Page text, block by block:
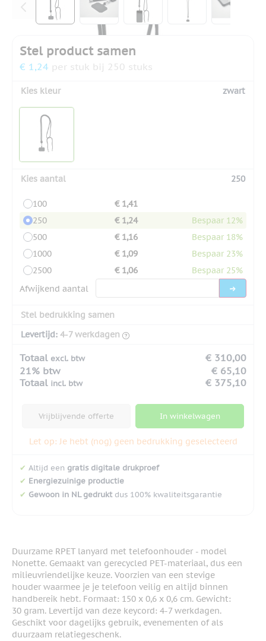
Stel product samen
€ 1,24 per stuk bij 250 stuks
Kies kleur zwart
Kies aantal 250
100
€ 1,41
250
€ 1,24
Bespaar 12%
500
€ 1,16
Bespaar 18%
1000
€ 1,09
Bespaar 23%
2500
€ 1,06
Bespaar 25%
Afwijkend aantal
Stel bedrukking samen
Levertijd: 4-7 werkdagen
Totaal excl. btw
€ 310,00
21% btw
€ 65,10
Totaal incl. btw € 375,10
Vrijblijvende offerte In winkelwagen
Let op: Je hebt (nog) geen bedrukking geselecteerd
✔ Altijd een gratis digitale drukproef
✔ Energiezuinige productie
✔ Gewoon in NL gedruktdus 100% kwaliteitsgarantie
Duurzame RPET lanyard met telefoonhouder - model
Nonette. Gemaakt van gerecycled PET-materiaal, dus een
milieuvriendelijke keuze. Voorzien van een stevige
houder waarmee je je telefoon veilig en altijd binnen
handbereik hebt. Formaat: 150 x 0,6 x 0,6 cm. Gewicht:
30 gram. Levertijd van deze keycord: 4-7 werkdagen.
Geschikt voor dagelijks gebruik, evenementen of als
duurzaam relatiegeschenk.